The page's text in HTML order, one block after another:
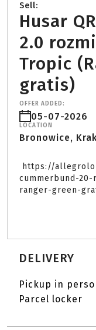
Sell:
Husar
2.0
Tropic
gratis)
OFFER ADDED:
05-07-2026
LOCATION
Bronowice,
cummerbund-
ranger-green-
DELIVERY
Pickup in
Parcel locker